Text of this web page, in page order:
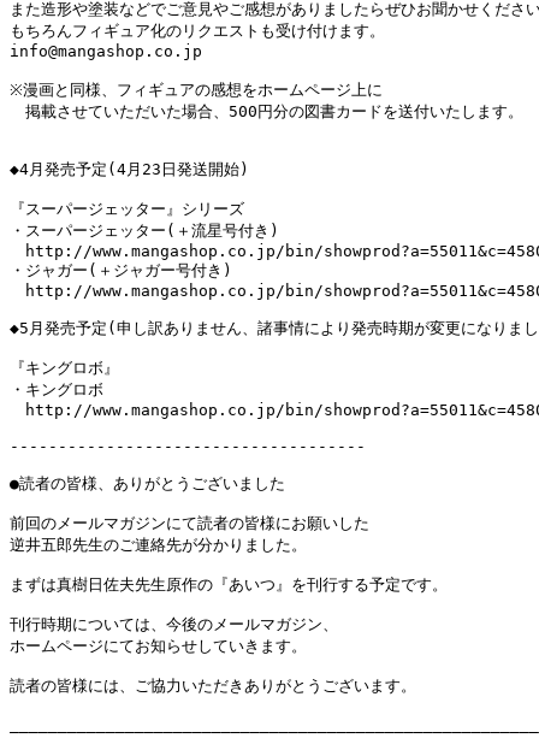
また造形や塗装などでご意見やご感想がありましたらぜひお聞かせくださ
もちろんフィギュア化のリクエストも受け付けます。
info@mangashop.co.jp
※漫画と同様、フィギュアの感想をホームページ上に
掲載させていただいた場合、500円分の図書カードを送付いたします。
◆4月発売予定(4月23日発送開始)
『スーパージェッター』シリーズ
・スーパージェッター(＋流星号付き)
http://www.mangashop.co.jp/bin/
・ジャガー(＋ジャガー号付き)
http://www.mangashop.co.jp/bin/
◆5月発売予定(申し訳ありません、諸事情により発売時期が変更になりま
『キングロボ』
・キングロボ
http://www.mangashop.co.jp/bin/
-------------------------------------
●読者の皆様、ありがとうございました
前回のメールマガジンにて読者の皆様にお願いした
逆井五郎先生のご連絡先が分かりました。
まずは真樹日佐夫先生原作の『あいつ』を刊行する予定です。
刊行時期については、今後のメールマガジン、
ホームページにてお知らせしていきます。
読者の皆様には、ご協力いただきありがとうございます。